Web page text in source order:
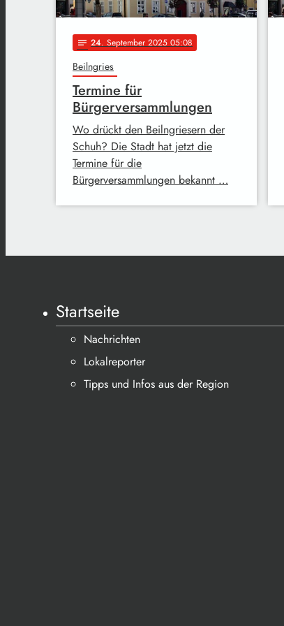
notes 24. September 2025 05:08
Beilngries
Termine für
Bürgerversammlungen
Wo drückt den Beilngriesern der
Schuh? Die Stadt hat jetzt die
Termine für die
Bürgerversammlungen bekannt …
Startseite
Nachrichten
Lokalreporter
Tipps und Infos aus der Region